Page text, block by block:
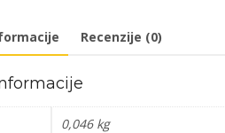
Recenzije (0)
0,046 kg